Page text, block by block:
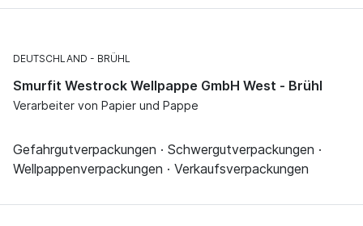
DEUTSCHLAND BRÜHL
Smurfit Westrock Wellpappe GmbH West - Brühl
Verarbeiter von Papier und Pappe
Gefahrgutverpackungen · Schwergutverpackungen ·
Wellpappenverpackungen · Verkaufsverpackungen